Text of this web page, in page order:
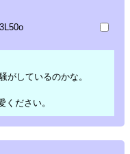
がしているのかな。
ださい。